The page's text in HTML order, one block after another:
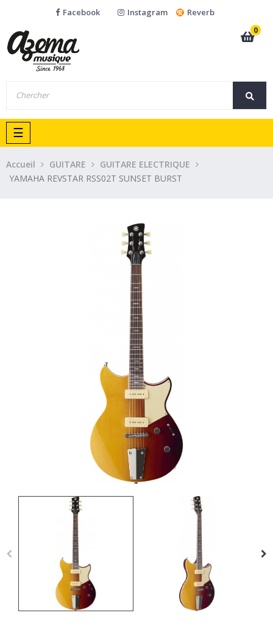
Facebook Instagram
Reverb
0
Basculer
la
navigation
☰
Accueil GUITARE
GUITARE ELECTRIQUE
YAMAHA REVSTAR RSS02T SUNSET BURST